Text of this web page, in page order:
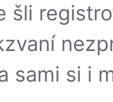
šli
sami si i